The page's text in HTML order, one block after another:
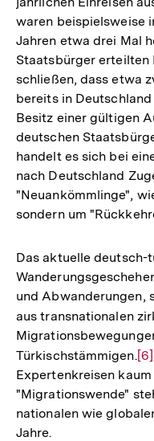
waren beispielsweise
Jahren etwa drei Mal
Staatsbürger erteilten
schließen, dass etwa
bereits in
Besitz einer gültigen
deutschen
handelt es sich bei
nach Deutschland
"Neuankömmlinge",
sondern um
Das aktuelle deutsch-
und Abwanderungen,
aus transnationalen
Türkischstämmigen.Zur
[6]
Expertenkreisen
"Migrationswende"
nationalen wie
Jahre.